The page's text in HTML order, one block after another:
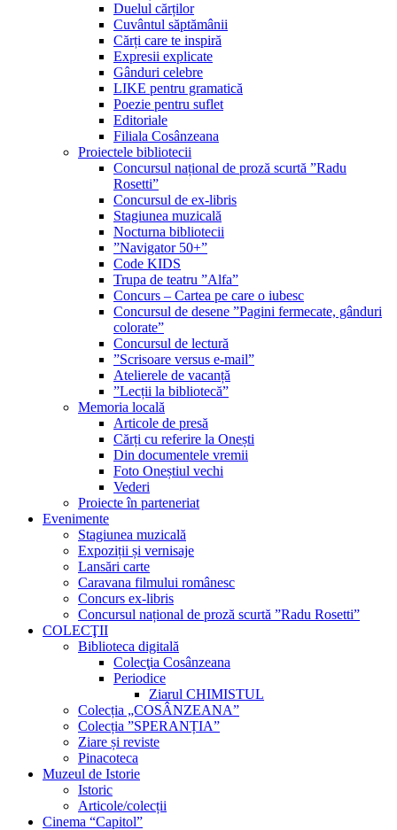
Duelul cărților
Cuvântul săptămânii
Cărți care te inspiră
Expresii explicate
Gânduri celebre
LIKE pentru gramatică
Poezie pentru suflet
Editoriale
Filiala Cosânzeana
Proiectele bibliotecii
Concursul național de proză scurtă ”Radu
Rosetti”
Concursul de ex-libris
Stagiunea muzicală
Nocturna bibliotecii
”Navigator 50+”
Code KIDS
Trupa de teatru ”Alfa”
Concurs – Cartea pe care o iubesc
Concursul de desene ”Pagini fermecate, gânduri
colorate”
Concursul de lectură
”Scrisoare versus e-mail”
Atelierele de vacanță
”Lecții la bibliotecă”
Memoria locală
Articole de presă
Cărți cu referire la Onești
Din documentele vremii
Foto Oneștiul vechi
Vederi
Proiecte în parteneriat
Evenimente
Stagiunea muzicală
Expoziții și vernisaje
Lansări carte
Caravana filmului românesc
Concurs ex-libris
Concursul național de proză scurtă ”Radu Rosetti”
COLECŢII
Biblioteca digitală
Colecţia Cosânzeana
Periodice
Ziarul CHIMISTUL
Colecția „COSÂNZEANA”
Colecția ”SPERANȚIA”
Ziare și reviste
Pinacoteca
Muzeul de Istorie
Istoric
Articole/colecții
Cinema “Capitol”